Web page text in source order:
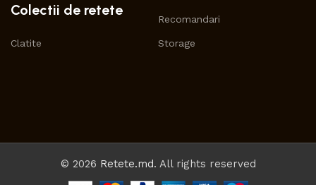
Colectii de retete
Clatite
Recomandari
Storage
© 2026 Retete.md. All rights reserved